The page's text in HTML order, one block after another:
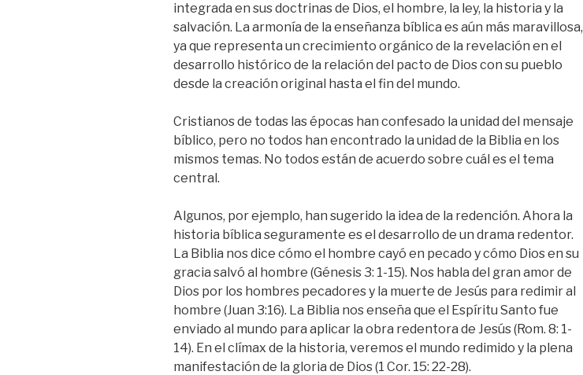
integrada en sus doctrinas de Dios, el hombre, la ley, la historia y la
salvación. La armonía de la enseñanza bíblica es aún más maravillosa,
ya que representa un crecimiento orgánico de la revelación en el
desarrollo histórico de la relación del pacto de Dios con su pueblo
desde la creación original hasta el fin del mundo.
Cristianos de todas las épocas han confesado la unidad del mensaje
bíblico, pero no todos han encontrado la unidad de la Biblia en los
mismos temas. No todos están de acuerdo sobre cuál es el tema
central.
Algunos, por ejemplo, han sugerido la idea de la redención. Ahora la
historia bíblica seguramente es el desarrollo de un drama redentor.
La Biblia nos dice cómo el hombre cayó en pecado y cómo Dios en su
gracia salvó al hombre (Génesis 3: 1-15). Nos habla del gran amor de
Dios por los hombres pecadores y la muerte de Jesús para redimir al
hombre (Juan 3:16). La Biblia nos enseña que el Espíritu Santo fue
enviado al mundo para aplicar la obra redentora de Jesús (Rom. 8: 1-
14). En el clímax de la historia, veremos el mundo redimido y la plena
manifestación de la gloria de Dios (1 Cor. 15: 22-28).